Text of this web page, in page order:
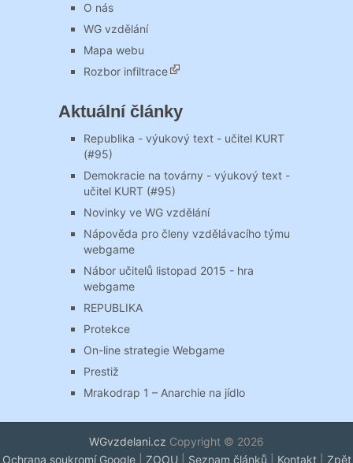
O nás
WG vzdělání
Mapa webu
Rozbor infiltrace
Aktuální články
Republika - výukový text - učitel KURT
(#95)
Demokracie na továrny - výukový text -
učitel KURT (#95)
Novinky ve WG vzdělání
Nápověda pro členy vzdělávacího týmu
webgame
Nábor učitelů listopad 2015 - hra
webgame
REPUBLIKA
Protekce
On-line strategie Webgame
Prestiž
Mrakodrap 1 – Anarchie na jídlo
WGvzdelani.cz Copyright © 2026
Ochrana soukromí Google| ZOOU Seznam článků Kontakt| Zpět